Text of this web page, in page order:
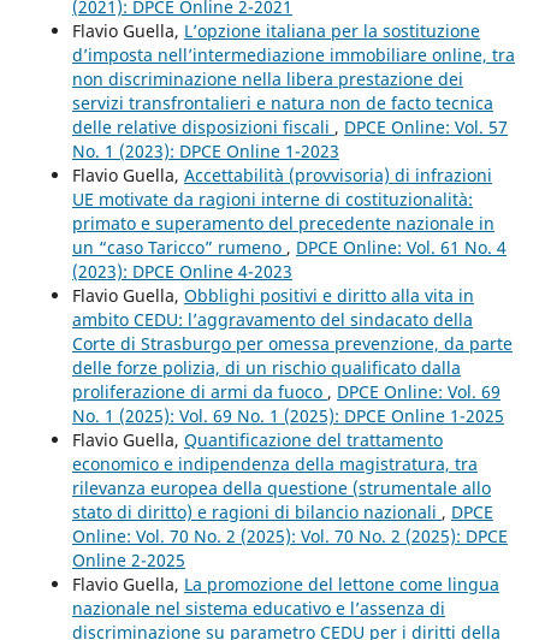
(2021): DPCE Online 2-2021
Flavio Guella, L’opzione italiana per la sostituzione
d’imposta nell’intermediazione immobiliare online, tra
non discriminazione nella libera prestazione dei
servizi transfrontalieri e natura non de facto tecnica
delle relative disposizioni fiscali , DPCE Online: Vol. 57
No. 1 (2023): DPCE Online 1-2023
Flavio Guella, Accettabilità (provvisoria) di infrazioni
UE motivate da ragioni interne di costituzionalità:
primato e superamento del precedente nazionale in
un “caso Taricco” rumeno , DPCE Online: Vol. 61 No. 4
(2023): DPCE Online 4-2023
Flavio Guella, Obblighi positivi e diritto alla vita in
ambito CEDU: l’aggravamento del sindacato della
Corte di Strasburgo per omessa prevenzione, da parte
delle forze polizia, di un rischio qualificato dalla
proliferazione di armi da fuoco , DPCE Online: Vol. 69
No. 1 (2025): Vol. 69 No. 1 (2025): DPCE Online 1-2025
Flavio Guella, Quantificazione del trattamento
economico e indipendenza della magistratura, tra
rilevanza europea della questione (strumentale allo
stato di diritto) e ragioni di bilancio nazionali , DPCE
Online: Vol. 70 No. 2 (2025): Vol. 70 No. 2 (2025): DPCE
Online 2-2025
Flavio Guella, La promozione del lettone come lingua
nazionale nel sistema educativo e l’assenza di
discriminazione su parametro CEDU per i diritti della